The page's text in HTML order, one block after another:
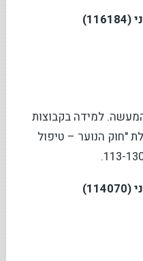
המעשה. למידה בקבוצות
"חוק הנוער – טיפול